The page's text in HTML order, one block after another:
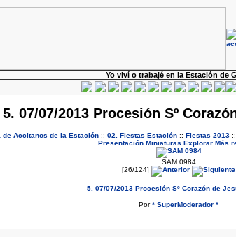
Yo viví o trabajé en la Estación de
5. 07/07/2013 Procesión Sº
de Accitanos de la Estación :: 02. Fiestas Estación :: Fiestas 2013 ::
Presentación Miniaturas Explorar Más
SAM 0984
[26/124]
5. 07/07/2013 Procesión Sº Corazón de
Por* SuperModerador *